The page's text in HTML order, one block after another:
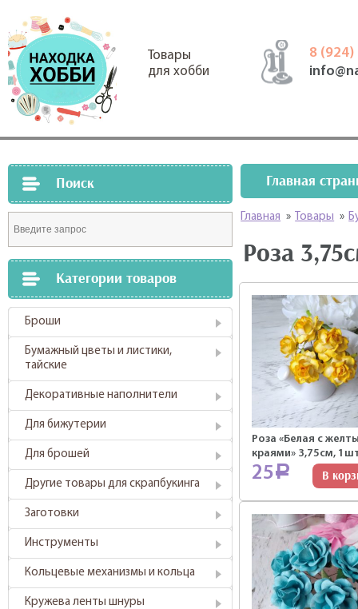
Товары
для хобби
8 (924)
Поиск
Категории товаров
Броши
Бумажный цветы и листики,
тайские
Декоративные наполнители
Для бижутерии
Для брошей
Другие товары для скрапбукинга
Заготовки
Инструменты
Кольцевые механизмы и кольца
Кружева ленты шнуры
Главная
Главная » Товары »
Роза
Роза «Белая с
краями» 3,75см,
25Р В